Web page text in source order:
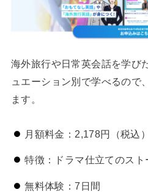
海外旅行や日常英会話を学び
ュエーション別で学べるので
ます。
月額料金：2,178円（税込）
特徴：ドラマ仕立てのス
無料体験：7日間